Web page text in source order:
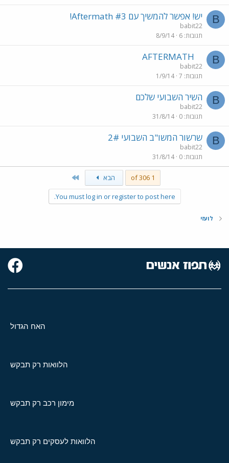
B יש! אפשר להמשיך עם Aftermath #3!
babit22
תגובות 6
8/9/14
B
babit22
תגובות 7
1/9/14
B השיר השבועי שלכם
babit22
תגובות 0
31/8/14
B שרשור המשו"ב השבועי 2#
babit22
תגובות 0
31/8/14
1 of 306 הבא
You must log in or register to post here.
לועזי
האח הגדול
הלוואות רק תבקש
מימון רכב רק תבקש
הלוואות לעסקים רק תבקש